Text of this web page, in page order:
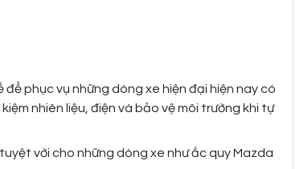
để phục vụ những dòng xe hiện đại hiện nay có
nhiên liệu, điện và bảo vệ môi trường khi tự
vời cho những dòng xe như ắc quy Mazda